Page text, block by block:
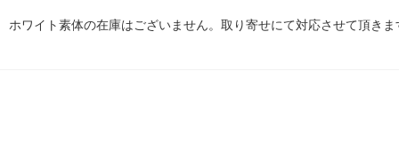
ホワイト素体の在庫はございません。取り寄せにて対応させて頂き